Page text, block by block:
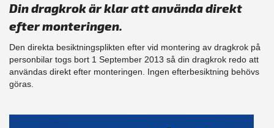
Din dragkrok är klar att använda direkt
efter monteringen.
Den direkta besiktningsplikten efter vid montering av dragkrok på
personbilar togs bort 1 September 2013 så din dragkrok redo att
användas direkt efter monteringen. Ingen efterbesiktning behövs
göras.